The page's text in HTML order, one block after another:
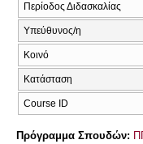
Περίοδος Διδασκαλίας
Υπεύθυνος/η
Κοινό
Κατάσταση
Course ID
Πρόγραμμα Σπουδών: